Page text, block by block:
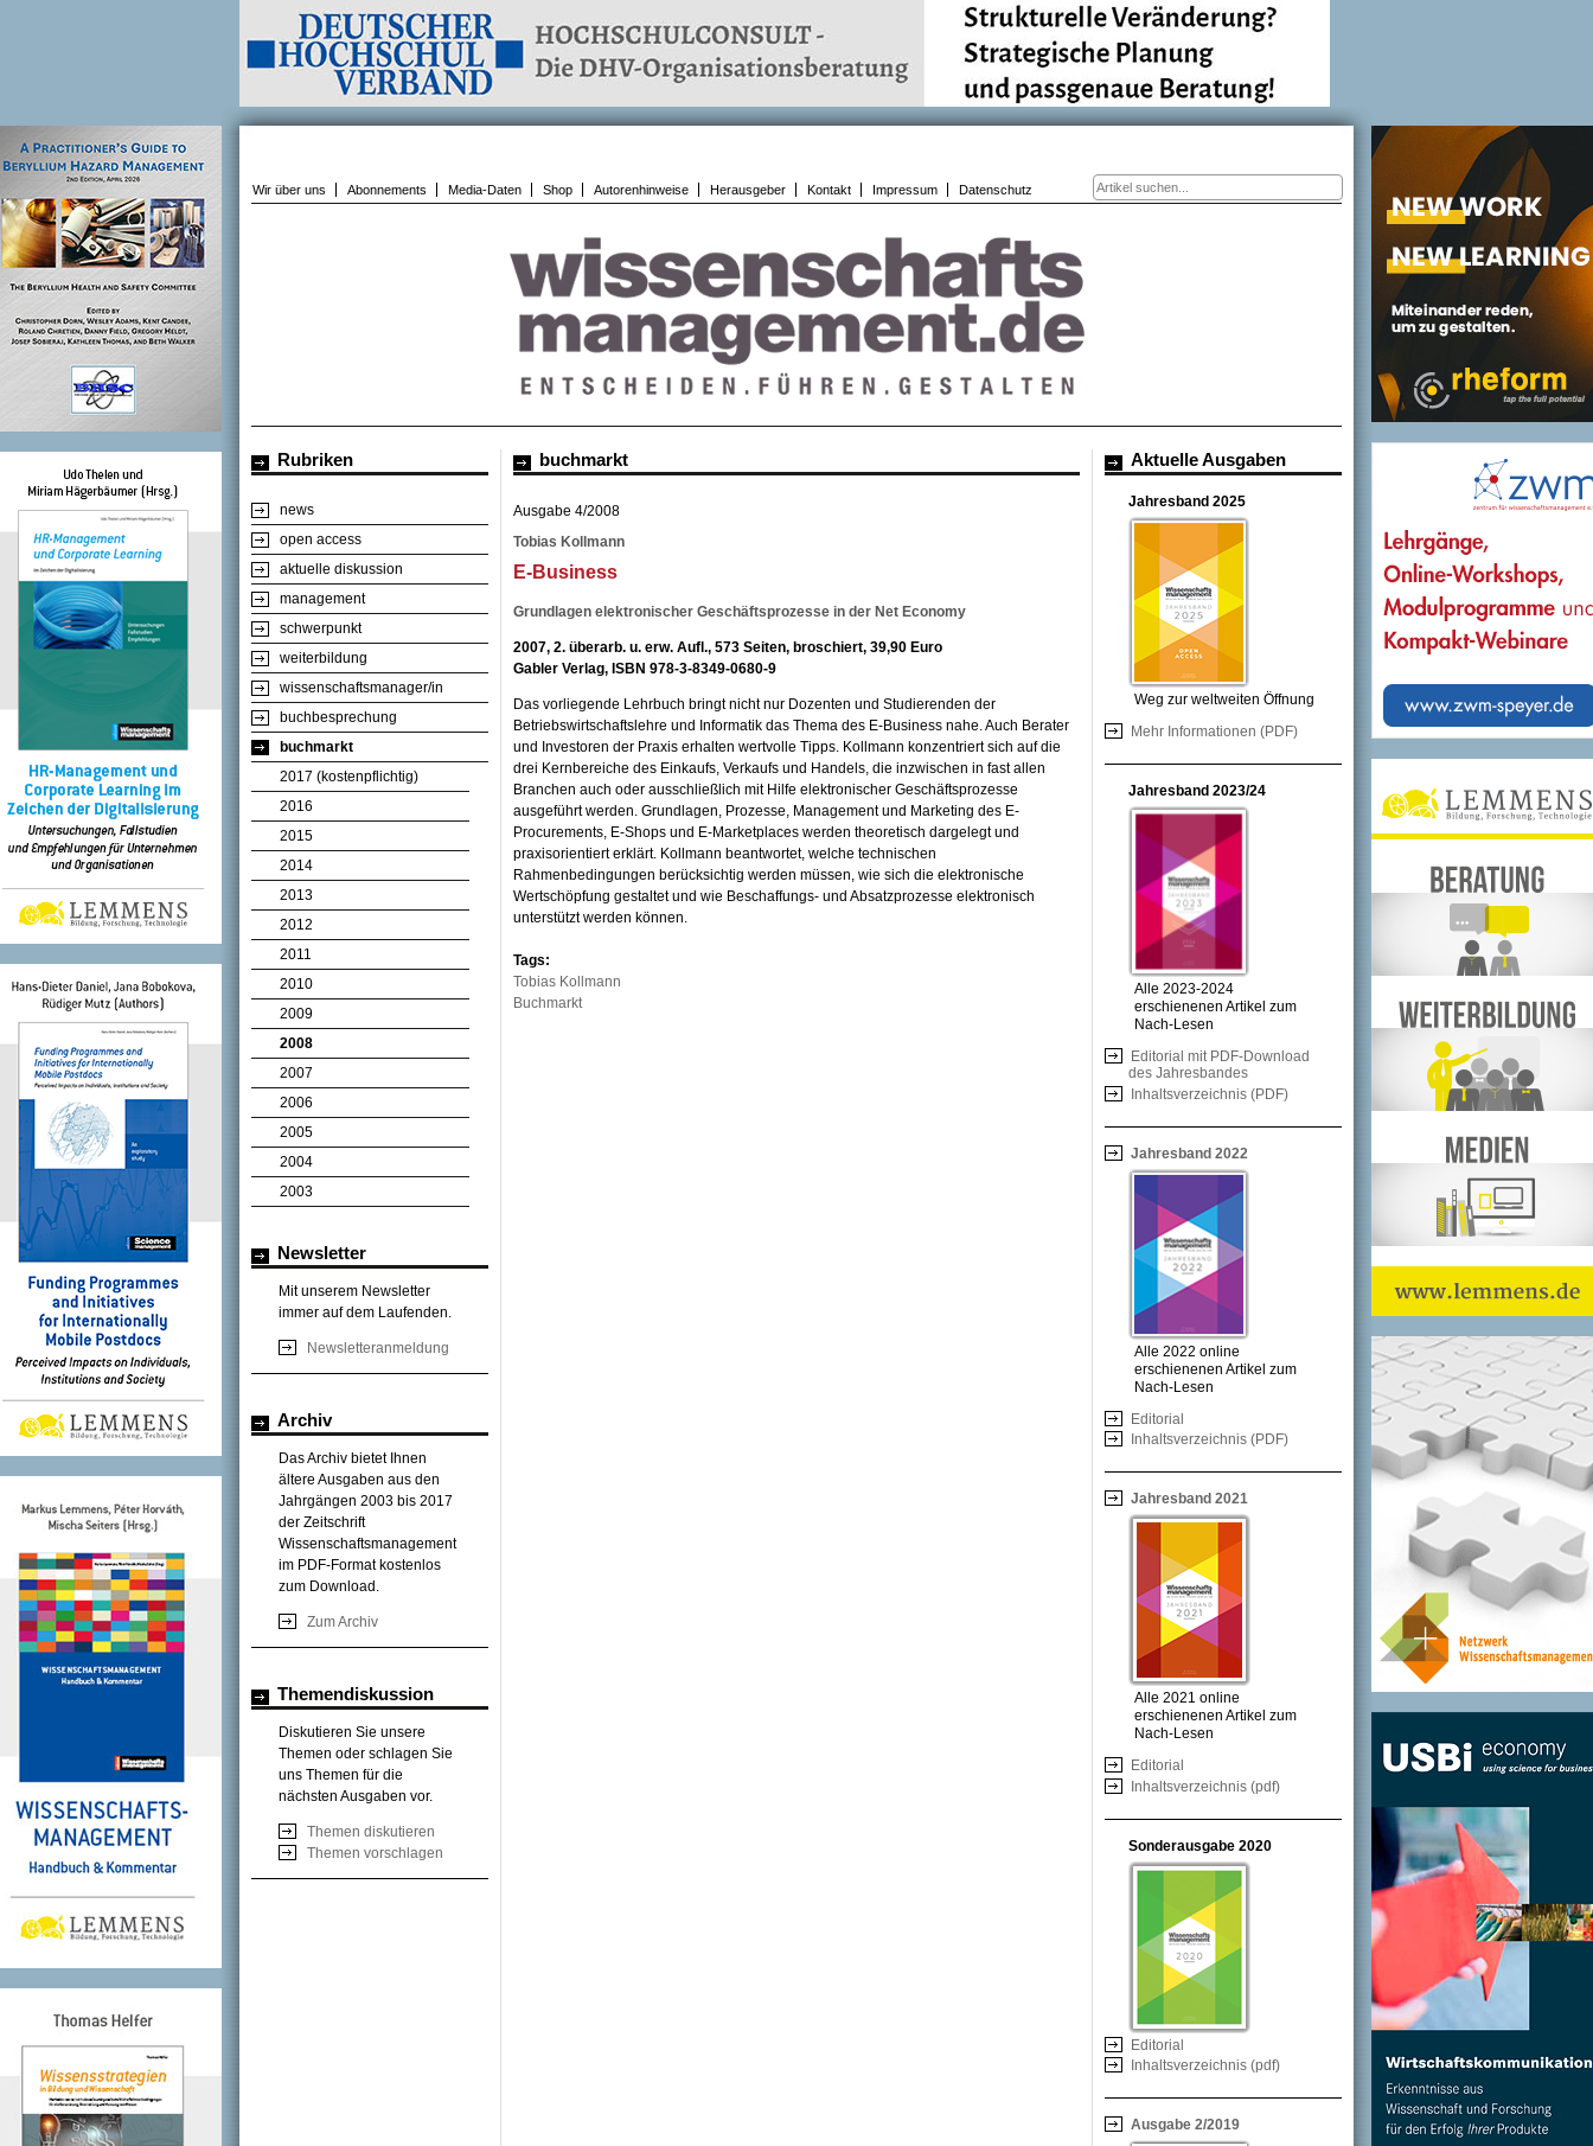
Wir über uns Abonnements Media-Daten Shop Autorenhinweise Herausgeber Kontakt Impressum Datenschutz Suchformular
Rubriken
news
open access
aktuelle diskussion
management
schwerpunkt
weiterbildung
wissenschaftsmanager/in
buchbesprechung
buchmarkt
2017 (kostenpflichtig)
2016
2015
2014
2013
2012
2011
2010
2009
2008
2007
2006
2005
2004
2003
Newsletter
Mit unserem Newsletter
immer auf dem Laufenden.
Newsletteranmeldung
Archiv
Das Archiv bietet Ihnen
ältere Ausgaben aus den
Jahrgängen 2003 bis 2017
der Zeitschrift
Wissenschaftsmanagement
im PDF-Format kostenlos
zum Download.
Zum Archiv
Themendiskussion
Diskutieren Sie unsere
Themen oder schlagen Sie
uns Themen für die
nächsten Ausgaben vor.
Themen diskutieren
Themen vorschlagen
Aktuelle Ausgaben
Jahresband 2025
Weg zur weltweiten Öffnung
Mehr Informationen (PDF)
Jahresband 2023/24
Alle 2023-2024
erschienenen Artikel zum
Nach-Lesen
Editorial mit PDF-Download
des Jahresbandes
Inhaltsverzeichnis (PDF)
Jahresband 2022
Alle 2022 online
erschienenen Artikel zum
Nach-Lesen
Editorial
Inhaltsverzeichnis (PDF)
Jahresband 2021
Alle 2021 online
erschienenen Artikel zum
Nach-Lesen
Editorial
Inhaltsverzeichnis (pdf)
Sonderausgabe 2020
Editorial
Inhaltsverzeichnis (pdf)
Ausgabe 2/2019
buchmarkt
Ausgabe 4/2008
Tobias Kollmann
E-Business
Grundlagen elektronischer Geschäftsprozesse in der Net Economy
2007, 2. überarb. u. erw. Aufl., 573 Seiten, broschiert, 39,90 Euro
Gabler Verlag, ISBN 978-3-8349-0680-9
Das vorliegende Lehrbuch bringt nicht nur Dozenten und Studierenden der
Betriebswirtschaftslehre und Informatik das Thema des E-Business nahe. Auch Berater
und Investoren der Praxis erhalten wertvolle Tipps. Kollmann konzentriert sich auf die
drei Kernbereiche des Einkaufs, Verkaufs und Handels, die inzwischen in fast allen
Branchen auch oder ausschließlich mit Hilfe elektronischer Geschäftsprozesse
ausgeführt werden. Grundlagen, Prozesse, Management und Marketing des E-
Procurements, E-Shops und E-Marketplaces werden theoretisch dargelegt und
praxisorientiert erklärt. Kollmann beantwortet, welche technischen
Rahmenbedingungen berücksichtig werden müssen, wie sich die elektronische
Wertschöpfung gestaltet und wie Beschaffungs- und Absatzprozesse elektronisch
unterstützt werden können.
Tags:
Tobias Kollmann
Buchmarkt